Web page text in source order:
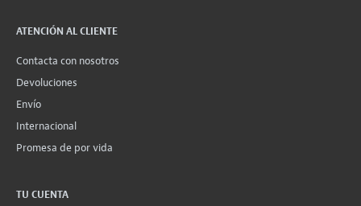
ATENCIÓN AL CLIENTE
Contacta con nosotros
Devoluciones
Envío
Internacional
Promesa de por vida
TU CUENTA